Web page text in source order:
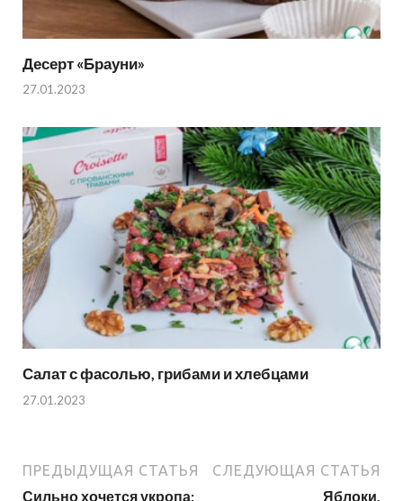
Десерт «Брауни»
27.01.2023
Салат с фасолью, грибами и хлебцами
27.01.2023
ПРЕДЫДУЩАЯ СТАТЬЯ
Сильно хочется укропа:
СЛЕДУЮЩАЯ СТАТЬЯ
Яблоки,